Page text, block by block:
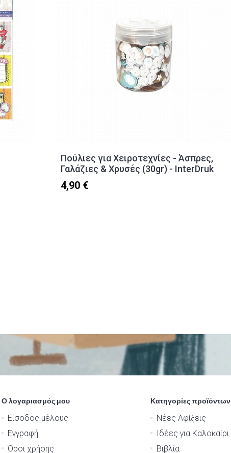
Πούλιες για Χειροτεχνίες - Άσπρες,
Γαλάζιες & Χρυσές (30gr) - InterDruk
4,90 €
Ο λογαριασμός μου
Είσοδος μέλους
Εγγραφή
Όροι χρήσης
Κατηγορίες προϊόντων
Νέες Αφίξεις
Ιδέες για Καλοκαίρι
Βιβλία